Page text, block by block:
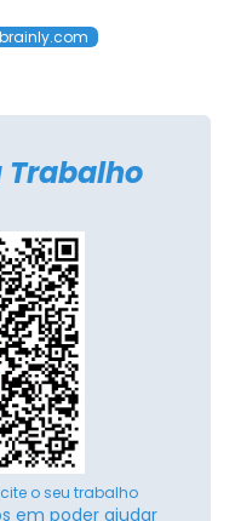
brainly.com
Trabalho
o seu trabalho
em poder ajudar